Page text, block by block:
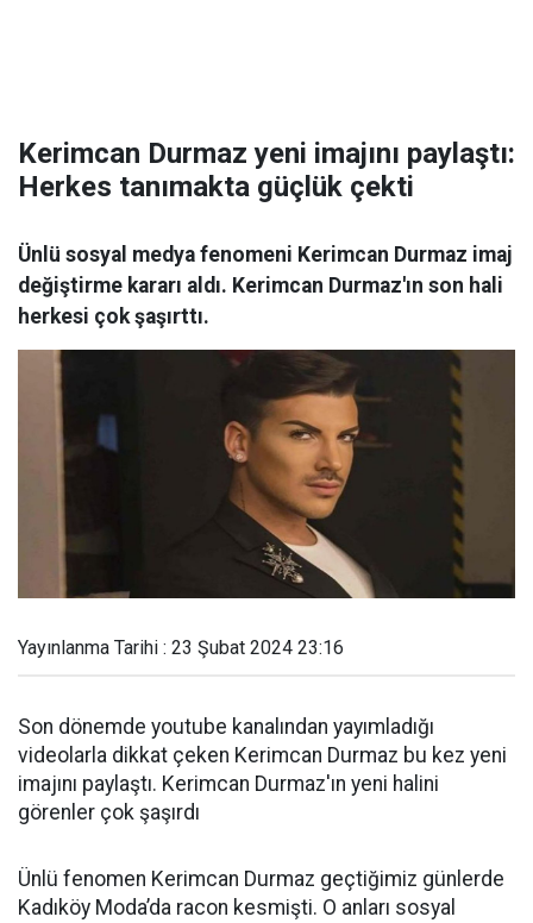
Kerimcan Durmaz yeni imajını paylaştı:
Herkes tanımakta güçlük çekti
Ünlü sosyal medya fenomeni Kerimcan Durmaz imaj
değiştirme kararı aldı. Kerimcan Durmaz'ın son hali
herkesi çok şaşırttı.
Yayınlanma Tarihi : 23 Şubat 2024 23:16
Son dönemde youtube kanalından yayımladığı
videolarla dikkat çeken Kerimcan Durmaz bu kez yeni
imajını paylaştı. Kerimcan Durmaz'ın yeni halini
görenler çok şaşırdı
Ünlü fenomen Kerimcan Durmaz geçtiğimiz günlerde
Kadıköy Moda’da racon kesmişti. O anları sosyal